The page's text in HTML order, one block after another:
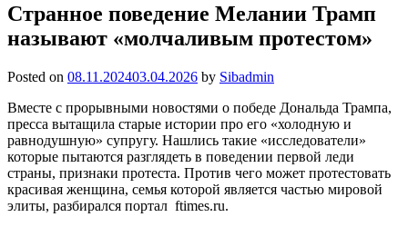
Странное поведение Мелании Трамп
называют «молчаливым протестом»
Posted on 08.11.202403.04.2026 by Sibadmin
Вместе с прорывными новостями о победе Дональда Трампа,
пресса вытащила старые истории про его «холодную и
равнодушную» супругу. Нашлись такие «исследователи»
которые пытаются разглядеть в поведении первой леди
страны, признаки протеста. Против чего может протестовать
красивая женщина, семья которой является частью мировой
элиты, разбирался портал ftimes.ru.